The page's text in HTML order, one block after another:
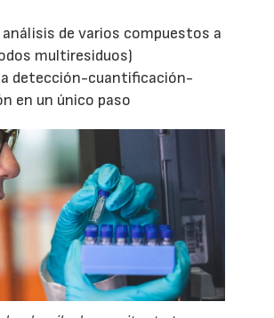
de varios compuestos a
multiresiduos)
detección-cuantificación-
en un único paso